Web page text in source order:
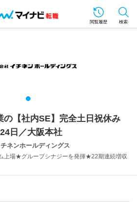
閲覧履歴 検索
の【社内SE】完全土日祝休み
日／大阪本社
ネンホールディングス
上場★グループシナジーを発揮★22期連続増収